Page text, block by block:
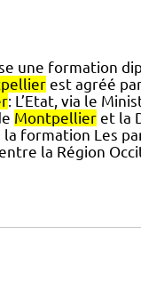
une formation
est agréé
: L’Etat, via le
Montpellieret la
formation Les
la Région